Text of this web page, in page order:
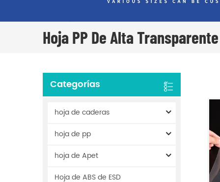
Hoja PP De Alta Transparente
Categorías
hoja de caderas
hoja de pp
hoja de Apet
Hoja de ABS de ESD